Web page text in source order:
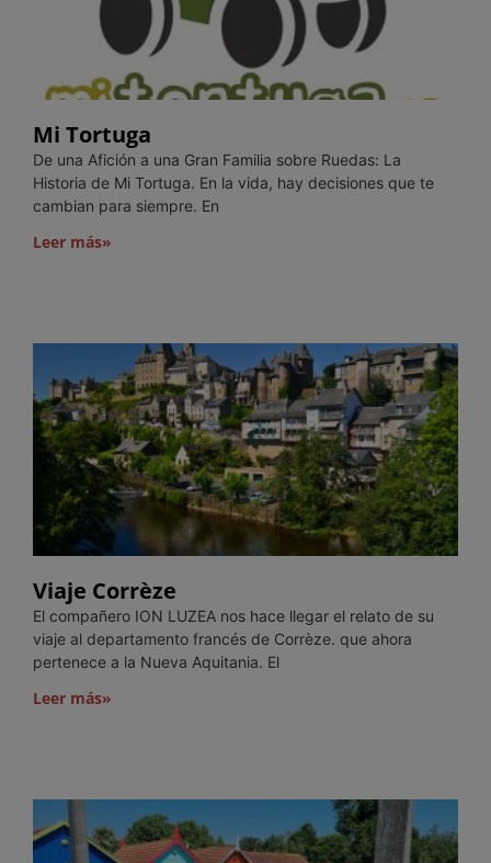
Mi Tortuga
De una Afición a una Gran Familia sobre Ruedas: La
Historia de Mi Tortuga. En la vida, hay decisiones que te
cambian para siempre. En
Leer más»
Viaje Corrèze
El compañero ION LUZEA nos hace llegar el relato de su
viaje al departamento francés de Corrèze. que ahora
pertenece a la Nueva Aquitania. El
Leer más»